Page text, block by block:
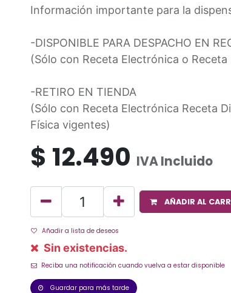
Información importante para la
-DISPONIBLE PARA DESPACHO EN
(Sólo con Receta Electrónica o
-RETIRO EN TIENDA
(Sólo con Receta Electrónica Receta
Física vigentes)
$ 12.490 IVA Incluido
AÑADIR AL
Añadir a lista de deseos
Sin existencias.
Reciba una notificación cuando vuelva a estar disponible
Guardar para más tarde